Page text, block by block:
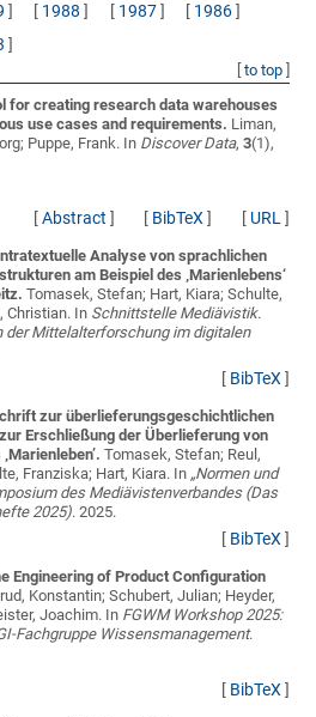
] [ 1988 ] [ 1987] [ 1986]
]
to top]
for creating research data warehouses
use cases and requirements. Liman,
Puppe, Frank. In Discover Data,3(1),
[Abstract ] [ BibTeX ] [ URL ]
Analyse von sprachlichen
am Beispiel des ‚Marienlebens‘
Tomasek, Stefan; Hart, Kiara; Schulte,
Christian. In Schnittstelle Mediävistik.
der Mittelalterforschung im digitalen
[ BibTeX ]
zur überlieferungsgeschichtlichen
Erschließung der Überlieferung von
Tomasek, Stefan; Reul,
Franziska; Hart, Kiara. In „Normen und
des Mediävistenverbandes (Das
2025). 2025.
[ BibTeX ]
Engineering of Product Configuration
Konstantin; Schubert, Julian; Heyder,
Joachim. In FGWM Workshop 2025:
Fachgruppe Wissensmanagement.
[ BibTeX ]